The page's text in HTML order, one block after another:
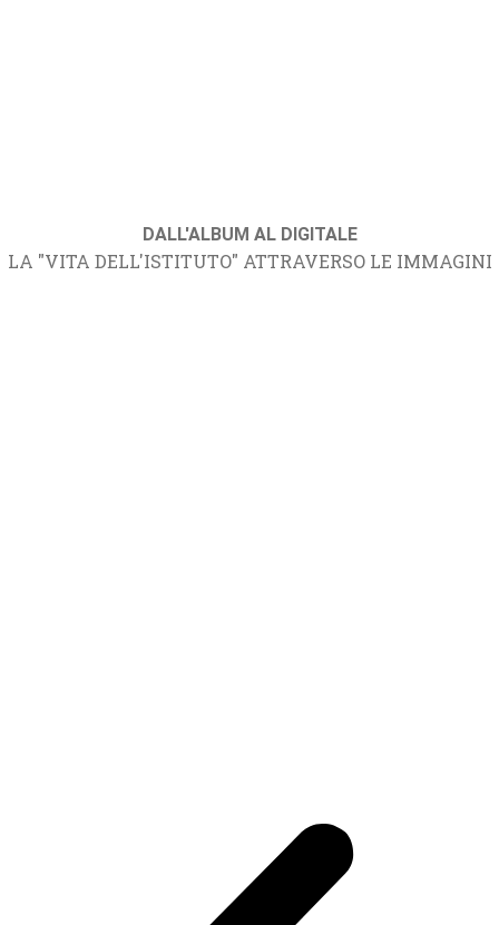
DALL'ALBUM AL DIGITALE
LA "VITA DELL'ISTITUTO" ATTRAVERSO LE IMMAGINI